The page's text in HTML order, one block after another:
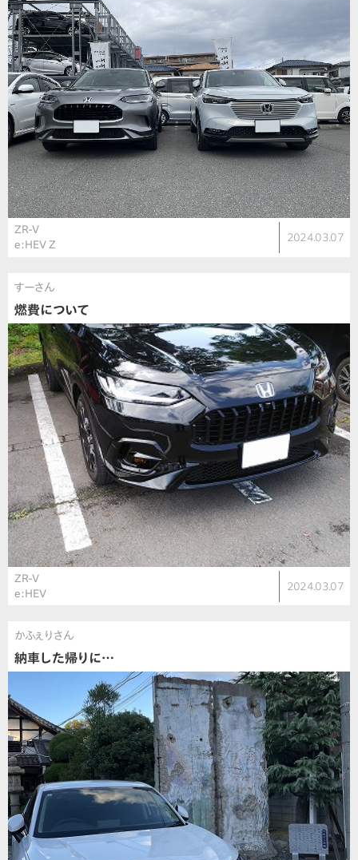
ZR-V
e:HEV Z
2024.03.07
すーさん
燃費について
ZR-V
e:HEV
2024.03.07
かふぇりさん
納車した帰りに…